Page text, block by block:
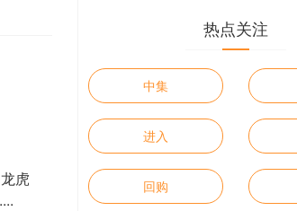
虎
热点关注
中集
进入
回购